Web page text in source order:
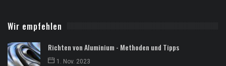
Wir empfehlen
Richten von Aluminium - Methoden und Tipps
1. Nov. 2023